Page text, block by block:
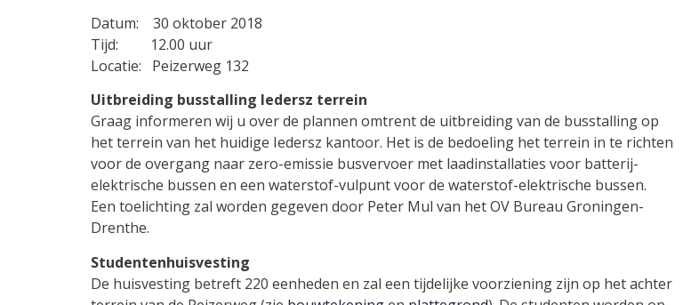
Datum: 30 oktober 2018
Tijd: 12.00 uur
Locatie: Peizerweg 132
Uitbreiding busstalling Iedersz terrein
Graag informeren wij u over de plannen omtrent de uitbreiding van de busstalling op
het terrein van het huidige Iedersz kantoor. Het is de bedoeling het terrein in te richten
voor de overgang naar zero-emissie busvervoer met laadinstallaties voor batterij-
elektrische bussen en een waterstof-vulpunt voor de waterstof-elektrische bussen.
Een toelichting zal worden gegeven door Peter Mul van het OV Bureau Groningen-
Drenthe.
Studentenhuisvesting
De huisvesting betreft 220 eenheden en zal een tijdelijke voorziening zijn op het achter